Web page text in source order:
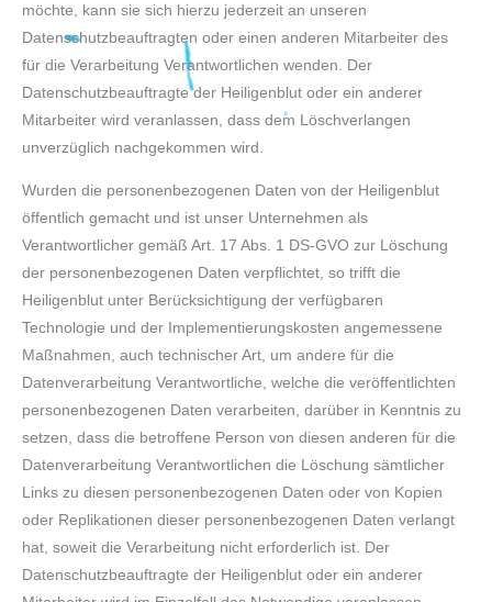
möchte, kann sie sich hierzu jederzeit an unseren
Datenschutzbeauftragten oder einen anderen Mitarbeiter des
für die Verarbeitung Verantwortlichen wenden. Der
Datenschutzbeauftragte der Heiligenblut oder ein anderer
Mitarbeiter wird veranlassen, dass dem Löschverlangen
unverzüglich nachgekommen wird.
Wurden die personenbezogenen Daten von der Heiligenblut
öffentlich gemacht und ist unser Unternehmen als
Verantwortlicher gemäß Art. 17 Abs. 1 DS-GVO zur Löschung
der personenbezogenen Daten verpflichtet, so trifft die
Heiligenblut unter Berücksichtigung der verfügbaren
Technologie und der Implementierungskosten angemessene
Maßnahmen, auch technischer Art, um andere für die
Datenverarbeitung Verantwortliche, welche die veröffentlichten
personenbezogenen Daten verarbeiten, darüber in Kenntnis zu
setzen, dass die betroffene Person von diesen anderen für die
Datenverarbeitung Verantwortlichen die Löschung sämtlicher
Links zu diesen personenbezogenen Daten oder von Kopien
oder Replikationen dieser personenbezogenen Daten verlangt
hat, soweit die Verarbeitung nicht erforderlich ist. Der
Datenschutzbeauftragte der Heiligenblut oder ein anderer